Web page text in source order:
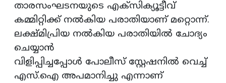
താരസംഘടനയുടെ എക്‌സിക്യൂട്ടീവ്
കമ്മിറ്റിക്ക് നല്‍കിയ പരാതിയാണ് മറ്റൊന്ന്.
ലക്ഷ്മിപ്രിയ നല്‍കിയ പരാതിയില്‍ ചോദ്യം
ചെയ്യാന്‍
വിളിപ്പിച്ചപ്പോള്‍ പോലീസ് സ്റ്റേഷനില്‍ വെച്ച്
എസ്.ഐ അപമാനിച്ചു എന്നാണ്